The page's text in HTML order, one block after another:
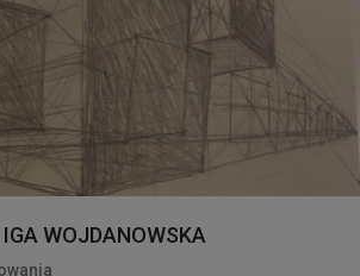
WOJDANOWSKA